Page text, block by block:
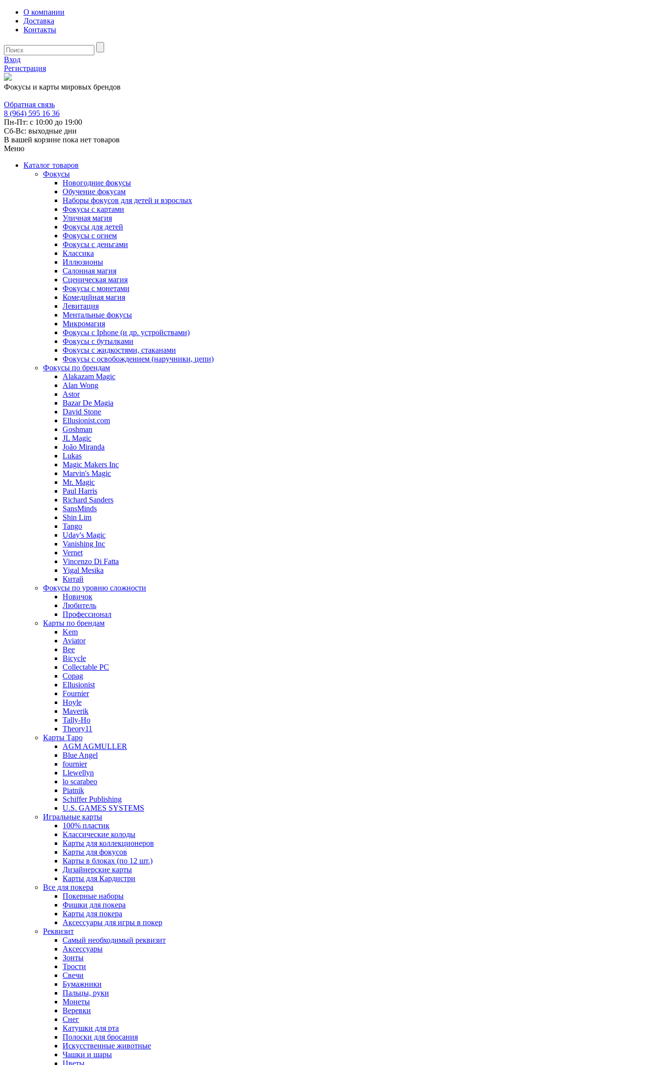
О компании
Доставка
Контакты
Вход
Регистрация
Фокусы и карты мировых брендов
Обратная связь
8 (964) 595 16 36
Пн-Пт: с 10:00 до 19:00
Сб-Вс: выходные дни
В вашей корзине пока нет товаров
Меню
Каталог товаров
Фокусы
Новогодние фокусы
Обучение фокусам
Наборы фокусов для детей и взрослых
Фокусы с картами
Уличная магия
Фокусы для детей
Фокусы с огнем
Фокусы с деньгами
Классика
Иллюзионы
Салонная магия
Сценическая магия
Фокусы с монетами
Комедийная магия
Левитация
Ментальные фокусы
Микромагия
Фокусы с Iphone (и др. устройствами)
Фокусы с бутылками
Фокусы с жидкостями, стаканами
Фокусы с освобождением (наручники, цепи)
Фокусы по брендам
Alakazam Magic
Alan Wong
Astor
Bazar De Magia
David Stone
Ellusionist.com
Goshman
JL Magic
João Miranda
Lukas
Magic Makers Inc
Marvin's Magic
Mr. Magic
Paul Harris
Richard Sanders
SansMinds
Shin Lim
Tango
Uday's Magic
Vanishing Inc
Vernet
Vincenzo Di Fatta
Yigal Mesika
Китай
Фокусы по уровню сложности
Новичок
Любитель
Профессионал
Карты по брендам
Kem
Aviator
Bee
Bicycle
Collectable PC
Copag
Ellusionist
Fournier
Hoyle
Maverik
Tally-Ho
Theory11
Карты Таро
AGM AGMULLER
Blue Angel
fournier
Llewellyn
lo scarabeo
Piatnik
Schiffer Publishing
U.S. GAMES SYSTEMS
Игральные карты
100% пластик
Классические колоды
Карты для коллекционеров
Карты для фокусов
Карты в блоках (по 12 шт.)
Дизайнерские карты
Карты для Кардистри
Все для покера
Покерные наборы
Фишки для покера
Карты для покера
Аксессуары для игры в покер
Реквизит
Самый необходимый реквизит
Аксессуары
Зонты
Трости
Свечи
Бумажники
Пальцы, руки
Монеты
Веревки
Снег
Катушки для рта
Полоски для бросания
Искусственные животные
Чашки и шары
Цветы